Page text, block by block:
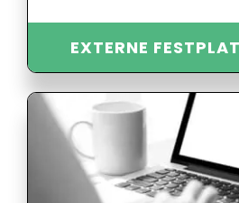
EXTERNE